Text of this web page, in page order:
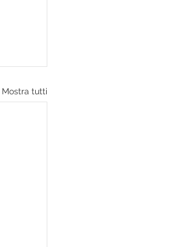
Mostra tutti